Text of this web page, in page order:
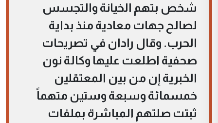
شخص بتهم الخيانة والتجسس
لصالح جهات معادية منذ بداية
الحرب. وقال رادان في تصريحات
صحفية اطلعت عليها وكالة نون
الخبرية إن من بين المعتقلين
خمسمائة وسبعة وستين متهماً
ثبتت صلتهم المباشرة بملفات